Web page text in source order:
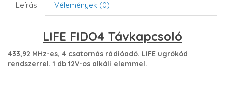
Leírás Vélemények (0)
LIFE FIDO4 Távkapcsoló
433,92 MHz-es, 4 csatornás rádióadó. LIFE ugrókód
rendszerrel. 1 db 12V-os alkáli elemmel.